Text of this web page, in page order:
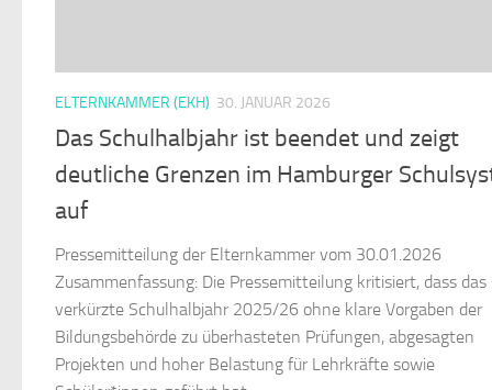
ELTERNKAMMER (EKH) 30. JANUAR 2026
Das Schulhalbjahr ist beendet und zeigt
deutliche Grenzen im Hamburger
auf
Pressemitteilung der Elternkammer vom 30.01.2026
Zusammenfassung: Die Pressemitteilung kritisiert, dass das
verkürzte Schulhalbjahr 2025/26 ohne klare Vorgaben der
Bildungsbehörde zu überhasteten Prüfungen, abgesagten
Projekten und hoher Belastung für Lehrkräfte sowie